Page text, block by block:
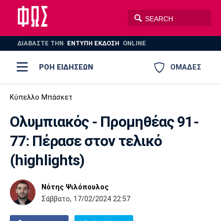
ΔΙΑΒΑΣΤΕ THN ΕΝΤΥΠΗ ΕΚΔΟΣΗ ONLINE
ΟΜΑΔΕΣ
ΡΟΗ ΕΙΔΗΣΕΩΝ
ΠΟΔΟΣΦΑΙΡΟ
ΠΟΛΟ ΣΠΟΡ
AUTO-MOTO
Ποδόσφαιρο
Super League 1
Super League 2
Γ Εθνική
Ελλάδα
Μπάσκετ
Ελλάδα
Εθνική
EuroLeague
Ολυμπιακοί Αγώνες
Βόλεϊ
Πόλο
Ολυμπιακός ΑΕΚ ΠΑΟΚ
Παναθηναϊκός Ατρόμητος
Κύπελλο Μπάσκετ
Ολυμπιακός - Προμηθέας 91-
77: Πέρασε στον τελικό
(highlights)
Νότης Ψιλόπουλος
Σάββατο, 17/02/2024 22:57